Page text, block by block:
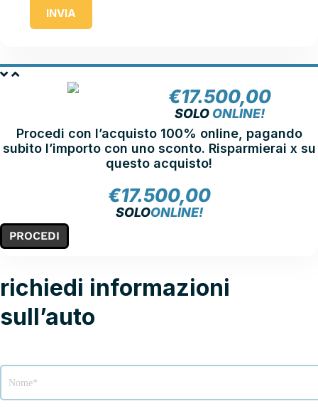
INVIA
€17.500,00
SOLO ONLINE!
Procedi con l’acquisto 100% online, pagando
subito l’importo con uno sconto. Risparmierai x su
questo acquisto!
PROCEDI
€17.500,00
SOLOONLINE!
richiedi informazioni
sull’auto
richiesta
info
veicolo